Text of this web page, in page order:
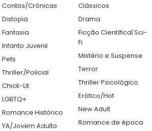
Contos/Crônicas
Clássicos
Distopia
Drama
Fantasia
Ficção Científica| Sci-
Fi
Infanto Juvenil
Mistério e Suspense
Pets
Terror
Thriller/Policial
Thriller Psicológico
Chick-Lit
Erótico/Hot
LGBTQ+
New Adult
Romance Histórico
Romance de época
YA/Jovem Adulto